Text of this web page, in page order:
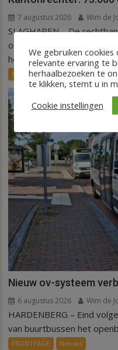
7 augustus 2026 Wim de
SLAGHAREN – De
onderneming uit
het betalen...
FRONTPAGE Nieuws
Nieuw ov-systeem
6 augustus 2026 Wim de
HARDENBERG – Eind
van buurtbussen het
FRONTPAGE Nieuws
We gebruiken
relevante ervaring te
herhaalbezoeken te
te klikken, stemt u in
Cookie instellingen